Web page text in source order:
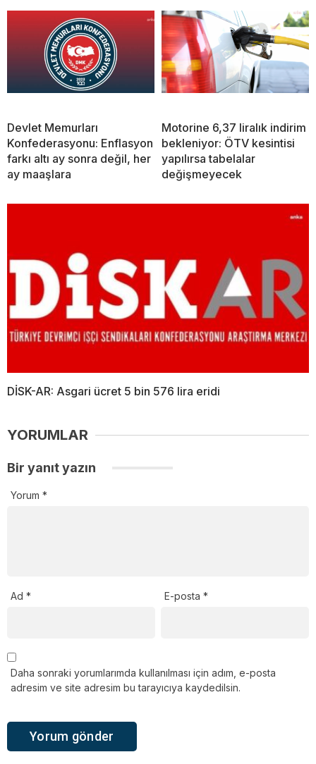
Devlet Memurları
Konfederasyonu: Enflasyon
farkı altı ay sonra değil, her
ay maaşlara
Motorine 6,37 liralık indirim
bekleniyor: ÖTV kesintisi
yapılırsa tabelalar
değişmeyecek
DİSK-AR: Asgari ücret 5 bin 576 lira eridi
YORUMLAR
Bir yanıt yazın
Yorum *
Ad * E-posta*
Daha sonraki yorumlarımda kullanılması için adım, e-posta
adresim ve site adresim bu tarayıcıya kaydedilsin.